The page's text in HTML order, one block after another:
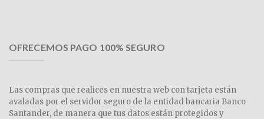
OFRECEMOS PAGO 100% SEGURO
Las compras que realices en nuestra web con tarjeta están
avaladas por el servidor seguro de la entidad bancaria Banco
Santander, de manera que tus datos están protegidos y